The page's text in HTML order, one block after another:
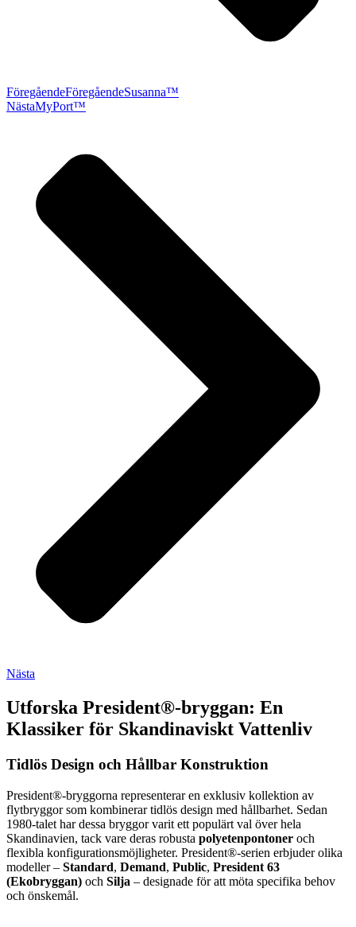
FöregåendeFöregåendeSusanna™
NästaMyPort™
Nästa
Utforska President®-bryggan: En
Klassiker för Skandinaviskt Vattenliv
Tidlös Design och Hållbar Konstruktion
President®-bryggorna representerar en exklusiv kollektion av
flytbryggor som kombinerar tidlös design med hållbarhet. Sedan
1980-talet har dessa bryggor varit ett populärt val över hela
Skandinavien, tack vare deras robusta polyetenpontoner och
flexibla konfigurationsmöjligheter. President®-serien erbjuder olika
modeller – Standard, Demand, Public, President 63
(Ekobryggan) och Silja – designade för att möta specifika behov
och önskemål.